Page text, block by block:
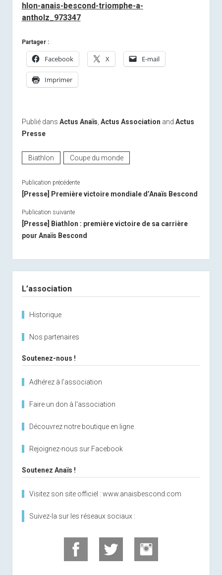
hlon-anais-bescond-triomphe-a-
antholz_973347
Partager :
Facebook X E-mail
Imprimer
Publié dans Actus Anaïs Actus Association and Actus
Presse
Biathlon Coupe du monde
Publication précédente
[Presse] Première victoire mondiale d’Anaïs Bescond
Publication suivante
[Presse] Biathlon : première victoire de sa carrière
pour Anaïs Bescond
L’association
Historique
Nos partenaires
Soutenez-nous !
Adhérez à l'association
Faire un don à l'association
Découvrez notre boutique en ligne
Rejoignez-nous sur Facebook
Soutenez Anaïs !
Visitez son site officiel : www.anaisbescond.com
Suivez-la sur les réseaux sociaux :